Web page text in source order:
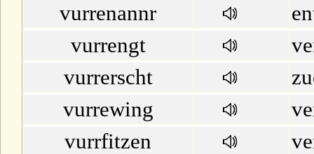
vurrenannr
vurrengt
vurrerscht
vurrewing
vurrfitzen